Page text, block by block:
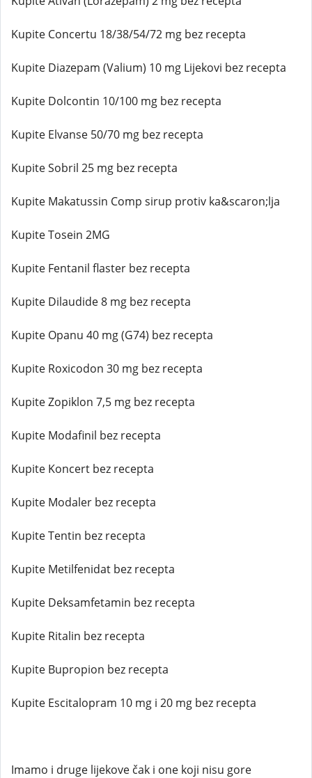
Kupite Concertu 18/38/54/72 mg bez recepta
Kupite Diazepam (Valium) 10 mg Lijekovi bez recepta
Kupite Dolcontin 10/100 mg bez recepta
Kupite Elvanse 50/70 mg bez recepta
Kupite Sobril 25 mg bez recepta
Kupite Makatussin Comp sirup protiv ka&scaron;lja
Kupite Tosein 2MG
Kupite Fentanil flaster bez recepta
Kupite Dilaudide 8 mg bez recepta
Kupite Opanu 40 mg (G74) bez recepta
Kupite Roxicodon 30 mg bez recepta
Kupite Zopiklon 7,5 mg bez recepta
Kupite Modafinil bez recepta
Kupite Koncert bez recepta
Kupite Modaler bez recepta
Kupite Tentin bez recepta
Kupite Metilfenidat bez recepta
Kupite Deksamfetamin bez recepta
Kupite Ritalin bez recepta
Kupite Bupropion bez recepta
Kupite Escitalopram 10 mg i 20 mg bez recepta
Imamo i druge lijekove čak i one koji nisu gore